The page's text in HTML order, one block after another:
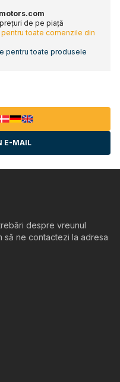
de pe piață
toate comenzile din
pentru toate produsele
E-MAIL
despre vreunul
să ne contactezi la adresa